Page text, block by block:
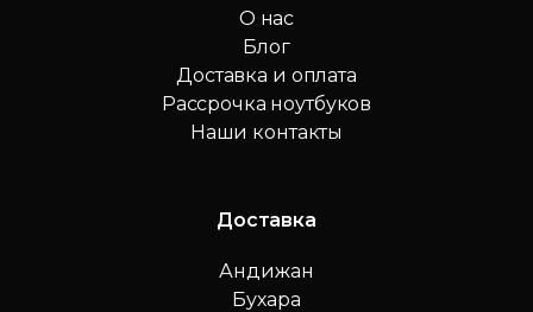
О нас
Блог
Доставка и оплата
Рассрочка ноутбуков
Наши контакты
Доставка
Андижан
Бухара